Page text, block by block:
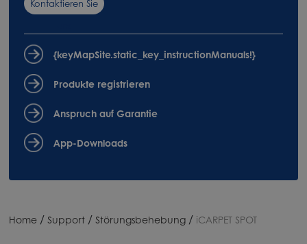
Kontaktieren Sie
{keyMapSite.static_key_instructionManuals!}
Produkte registrieren
Anspruch auf Garantie
App-Downloads
Home / Support / Störungsbehebung / iCARPET SPOT